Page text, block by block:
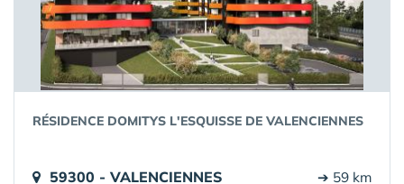
RÉSIDENCE DOMITYS L'ESQUISSE DE VALENCIENNES
59300 - VALENCIENNES ➔ 59 km